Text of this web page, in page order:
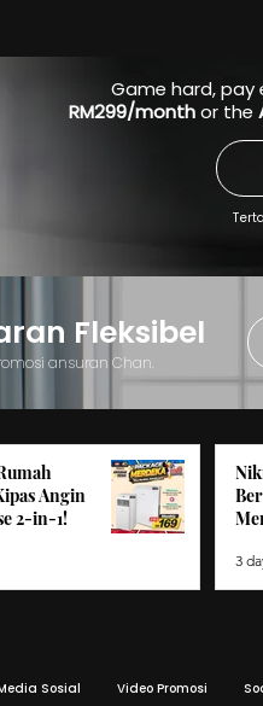
Game hard, pay
RM299/monthor the
Fleksibel
ansuran Chan.
Angin
2-in-1!
3
Sosial Video Promosi